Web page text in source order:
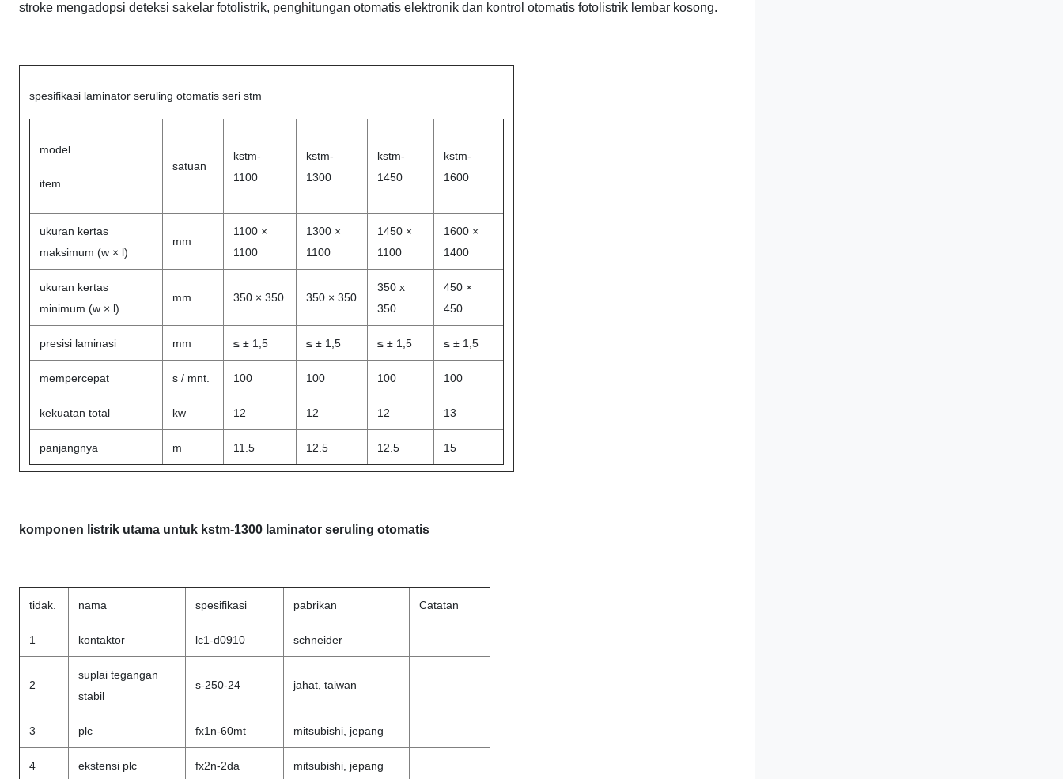
stroke mengadopsi deteksi sakelar fotolistrik, penghitungan otomatis elektronik dan kontrol otomatis fotolistrik lembar kosong.
spesifikasi laminator seruling otomatis seri stm
model
item
satuan
kstm-
1100
kstm-
1300
kstm-
1450
kstm-
1600
ukuran kertas
maksimum (w × l)
mm
1100 ×
1100
1300 ×
1100
1450 ×
1100
1600 ×
1400
ukuran kertas
minimum (w × l)
mm 350 × 350 350 × 350
350 x
350
450 ×
450
presisi laminasi mm ≤ ± 1,5 ≤ ± 1,5 ≤ ± 1,5 ≤ ± 1,5
mempercepat s / mnt. 100 100 100 100
kekuatan total kw 12 12 12 13
panjangnya m 11.5 12.5 12.5 15
komponen listrik utama untuk kstm-1300 laminator seruling otomatis
tidak. nama spesifikasi pabrikan Catatan
1 kontaktor lc1-d0910 schneider
2
suplai tegangan
stabil
s-250-24 jahat, taiwan
3 plc fx1n-60mt mitsubishi, jepang
4 ekstensi plc fx2n-2da mitsubishi, jepang